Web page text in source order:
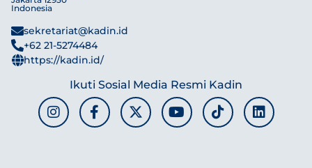
Indonesia
sekretariat@kadin.id
+62 21-5274484
https://kadin.id/
Ikuti Sosial Media Resmi Kadin